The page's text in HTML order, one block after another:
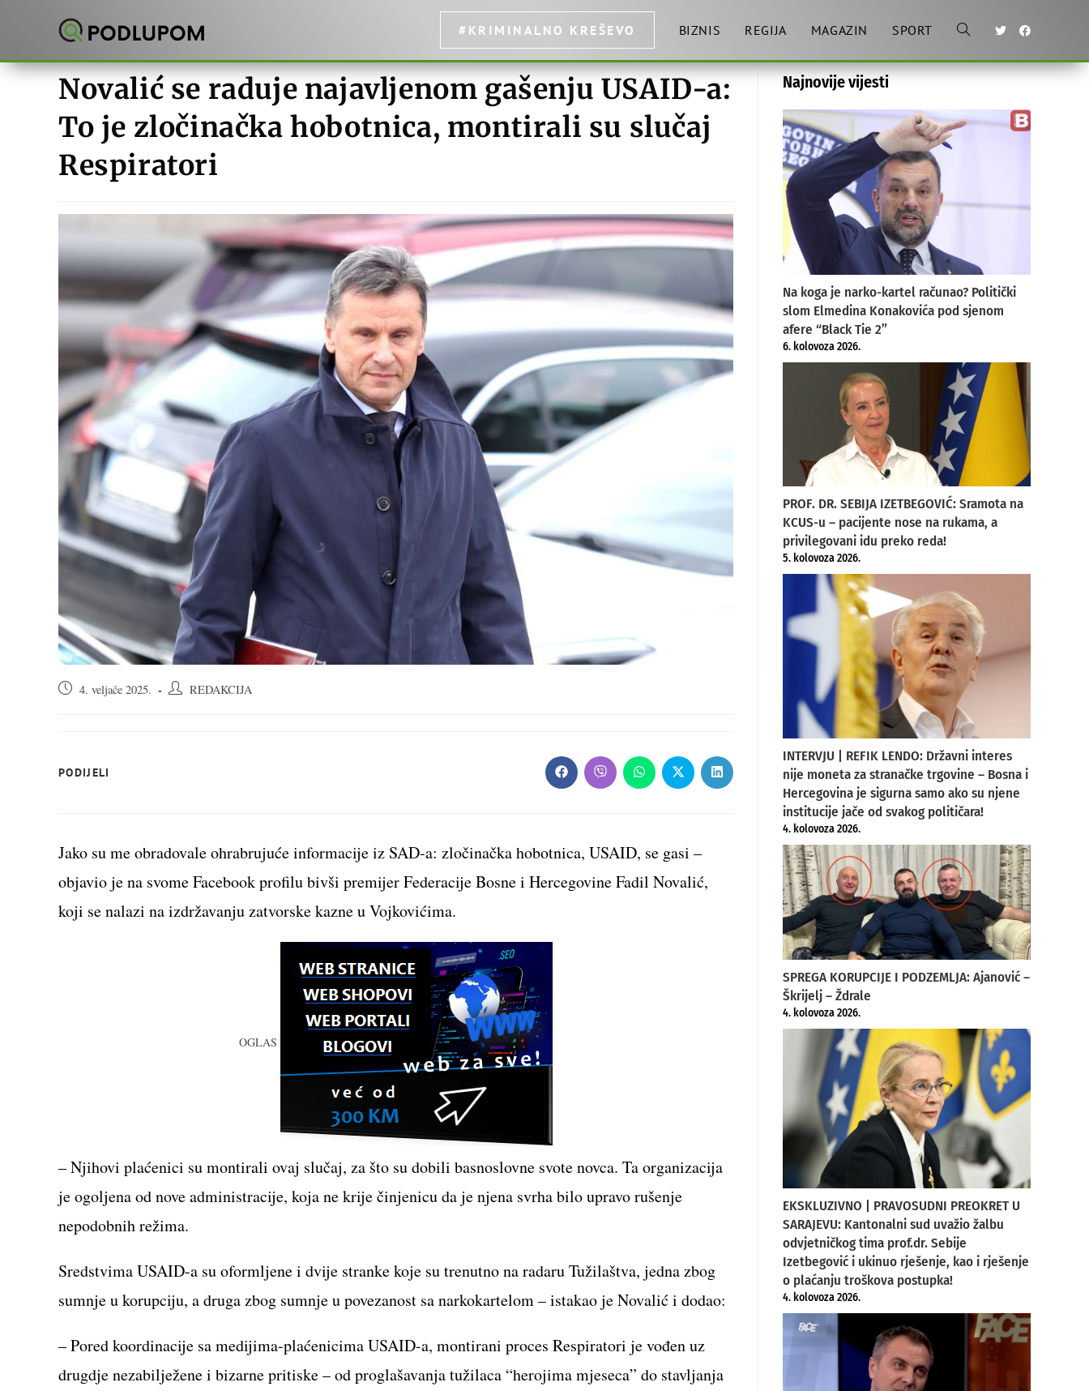
#KRIMINALNO KREŠEVO BIZNIS REGIJA MAGAZIN SPORT Toggle
Novalić se raduje najavljenom gašenju USAID-a:
To je zločinačka hobotnica, montirali su slučaj
Respiratori
Objava4. veljače 2025.
AutorREDAKCIJA
PODIJELI Opens
in
Opens
in
Opens
in
Opens
in
Opens
in
Jako su me obradovale ohrabrujuće informacije iz SAD-a: zločinačka hobotnica, USAID, se gasi –
objavio je na svome Facebook profilu bivši premijer Federacije Bosne i Hercegovine Fadil Novalić,
koji se nalazi na izdržavanju zatvorske kazne u Vojkovićima.
OGLAS
– Njihovi plaćenici su montirali ovaj slučaj, za što su dobili basnoslovne svote novca. Ta organizacija
je ogoljena od nove administracije, koja ne krije činjenicu da je njena svrha bilo upravo rušenje
nepodobnih režima.
Sredstvima USAID-a su oformljene i dvije stranke koje su trenutno na radaru Tužilaštva, jedna zbog
sumnje u korupciju, a druga zbog sumnje u povezanost sa narkokartelom – istakao je Novalić i dodao:
– Pored koordinacije sa medijima-plaćenicima USAID-a, montirani proces Respiratori je vođen uz
drugdje nezabilježene i bizarne pritiske – od proglašavanja tužilaca “herojima mjeseca” do stavljanja
Najnovije vijesti
Na koga je narko-kartel računao? Politički
slom Elmedina Konakovića pod sjenom
afere “Black Tie 2”
6. kolovoza 2026.
PROF. DR. SEBIJA IZETBEGOVIĆ: Sramota na
KCUS-u – pacijente nose na rukama, a
privilegovani idu preko reda!
5. kolovoza 2026.
INTERVJU | REFIK LENDO: Državni interes
nije moneta za stranačke trgovine – Bosna i
Hercegovina je sigurna samo ako su njene
institucije jače od svakog političara!
4. kolovoza 2026.
SPREGA KORUPCIJE I PODZEMLJA: Ajanović –
Škrijelj – Ždrale
4. kolovoza 2026.
EKSKLUZIVNO | PRAVOSUDNI PREOKRET U
SARAJEVU: Kantonalni sud uvažio žalbu
odvjetničkog tima prof.dr. Sebije
Izetbegović i ukinuo rješenje, kao i rješenje
o plaćanju troškova postupka!
4. kolovoza 2026.